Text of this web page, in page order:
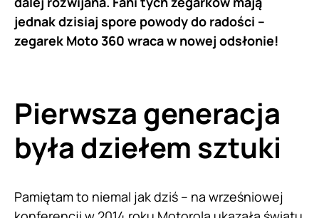
jednak dzisiaj spore powody do radości –
zegarek Moto 360 wraca w nowej odsłonie!
Pierwsza generacja
była dziełem sztuki
Pamiętam to niemal jak dziś – na wrześniowej